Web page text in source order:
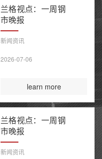
兰格视点：一周钢
市晚报
新闻资讯
2026-07-06
learn more
兰格视点：一周钢
市晚报
新闻资讯